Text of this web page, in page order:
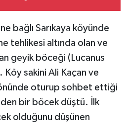
bağlı Sarıkaya köyünde
tehlikesi altında olan ve
geyik böceği (Lucanus
sakini Ali Kaçan ve
oturup sohbet ettiği
bir böcek düştü. İlk
olduğunu düşünen